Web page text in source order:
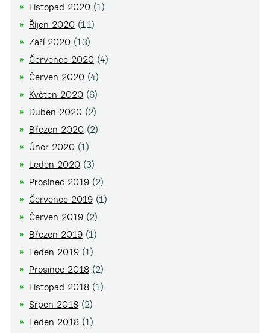
Listopad 2020(1)
Říjen 2020(11)
Září 2020(13)
Červenec 2020(4)
Červen 2020(4)
Květen 2020(6)
Duben 2020(2)
Březen 2020(2)
Únor 2020(1)
Leden 2020(3)
Prosinec 2019(2)
Červenec 2019(1)
Červen 2019(2)
Březen 2019(1)
Leden 2019(1)
Prosinec 2018(2)
Listopad 2018(1)
Srpen 2018(2)
Leden 2018(1)